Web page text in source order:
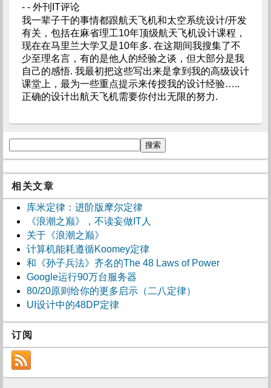
- - 外刊IT评论
我一辈子干的事情都跟航天飞机和太空系统设计/开发
有关，包括在麻省理工10年顶级航天飞机设计课程，
现在在马里兰大学又是10年多. 在这期间我搜集了不
少至理名言，有的是他人的经验之谈，但大部分是我
自己的感悟. 我最初把这些写出来是拿到我的高级设计
课堂上，最为一些重点提示来传授我的设计经验…..
正确的设计出航天飞机需要你付出无限的努力.
相关文章
库米定律：进阶版摩尔定律
《浪潮之巅》，不读妄做IT人
关于《浪潮之巅》
计算机能耗遵循Koomey定律
和《孙子兵法》齐名的The 48 Laws of Power
Google运行90万台服务器
80/20原则给你的更多启示（二八定律）
UI设计中的48DP定律
订阅